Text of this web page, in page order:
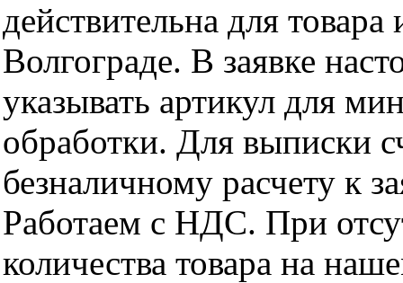
действительна для
Волгограде. В заявке
указывать артикул для
обработки. Для выписки
безналичному расчету к
Работаем с НДС. При
количества товара на